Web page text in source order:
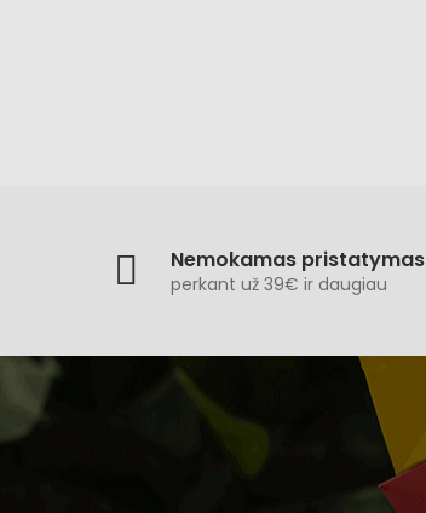
Nemokamas pristatymas
perkant už 39€ ir daugiau